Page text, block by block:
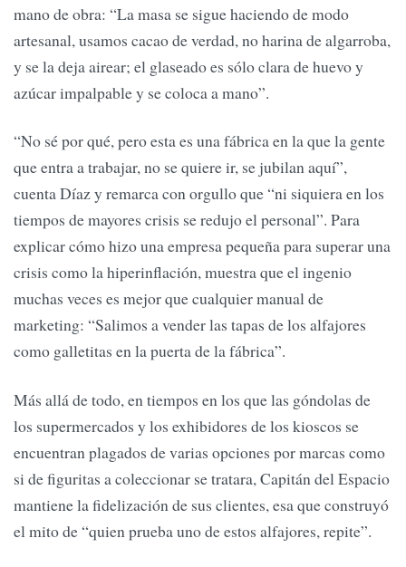
mano de obra: “La masa se sigue haciendo de modo
artesanal, usamos cacao de verdad, no harina de algarroba,
y se la deja airear; el glaseado es sólo clara de huevo y
azúcar impalpable y se coloca a mano”.
“No sé por qué, pero esta es una fábrica en la que la gente
que entra a trabajar, no se quiere ir, se jubilan aquí”,
cuenta Díaz y remarca con orgullo que “ni siquiera en los
tiempos de mayores crisis se redujo el personal”. Para
explicar cómo hizo una empresa pequeña para superar una
crisis como la hiperinflación, muestra que el ingenio
muchas veces es mejor que cualquier manual de
marketing: “Salimos a vender las tapas de los alfajores
como galletitas en la puerta de la fábrica”.
Más allá de todo, en tiempos en los que las góndolas de
los supermercados y los exhibidores de los kioscos se
encuentran plagados de varias opciones por marcas como
si de figuritas a coleccionar se tratara, Capitán del Espacio
mantiene la fidelización de sus clientes, esa que construyó
el mito de “quien prueba uno de estos alfajores, repite”.